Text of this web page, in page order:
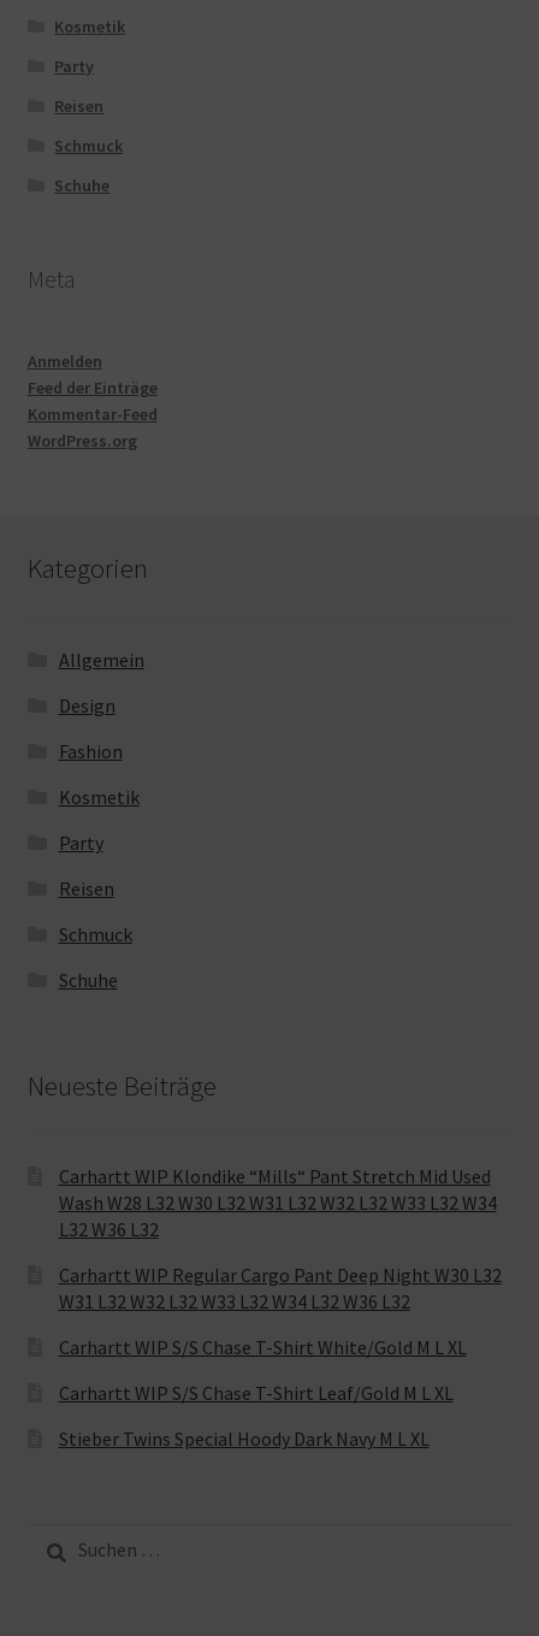
Kosmetik
Party
Reisen
Schmuck
Schuhe
Meta
Anmelden
Feed der Einträge
Kommentar-Feed
WordPress.org
Kategorien
Allgemein
Design
Fashion
Kosmetik
Party
Reisen
Schmuck
Schuhe
Neueste Beiträge
Carhartt WIP Klondike “Mills“ Pant Stretch Mid Used
Wash W28 L32 W30 L32 W31 L32 W32 L32 W33 L32 W34
L32 W36 L32
Carhartt WIP Regular Cargo Pant Deep Night W30 L32
W31 L32 W32 L32 W33 L32 W34 L32 W36 L32
Carhartt WIP S/S Chase T-Shirt White/Gold M L XL
Carhartt WIP S/S Chase T-Shirt Leaf/Gold M L XL
Stieber Twins Special Hoody Dark Navy M L XL
nach: